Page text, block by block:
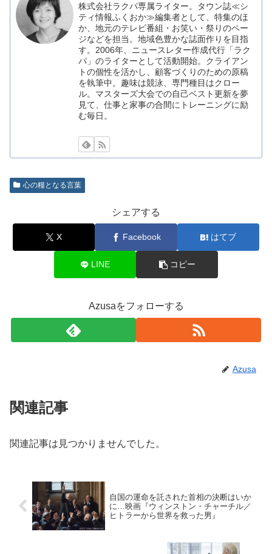
株式会社ラクパ専属ライター。タウン誌≪シ
ティ情報ふくおか≫編集者として、特集のほ
か、地元のテレビ番組・お笑い・祭りのペー
ジなどを担当。地域色豊かな誌面作りを目指
す。2006年、ニュースレター作成代行「ラク
パ」のライターとして活動開始。クライアン
トの個性を活かし、顧客づくりのための原稿
を執筆中。趣味は競泳、専門種目はクロー
ル。マスターズ大会での自己ベスト更新を夢
見て、仕事と家事の合間にトレーニングに励
む毎日。
心の糧となる言葉
シェアする
X Facebook はてブ
LINE コピー
Azusaをフォローする
Azusa
関連記事
関連記事は見つかりませんでした。
自国の運命を託された首相の決断はいか
に…映画『ウィンストン・チャーチル／
ヒトラーから世界を救った男』